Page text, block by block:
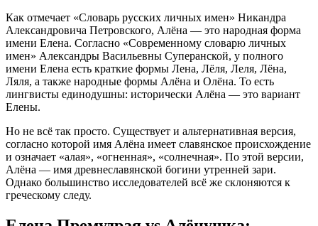
Как отмечает «Словарь русских личных имен» Никандра
Александровича Петровского, Алёна — это народная форма
имени Елена. Согласно «Современному словарю личных
имен» Александры Васильевны Суперанской, у полного
имени Елена есть краткие формы Лена, Лёля, Леля, Лёна,
Ляля, а также народные формы Алёна и Олёна. То есть
лингвисты единодушны: исторически Алёна — это вариант
Елены.
Но не всё так просто. Существует и альтернативная версия,
согласно которой имя Алёна имеет славянское происхождение
и означает «алая», «огненная», «солнечная». По этой версии,
Алёна — имя древнеславянской богини утренней зари.
Однако большинство исследователей всё же склоняются к
греческому следу.